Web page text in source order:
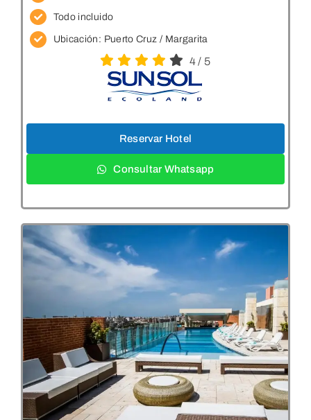
Todo incluido
Ubicación: Puerto Cruz / Margarita
4/ 5
Reservar Hotel
Consultar Whatsapp